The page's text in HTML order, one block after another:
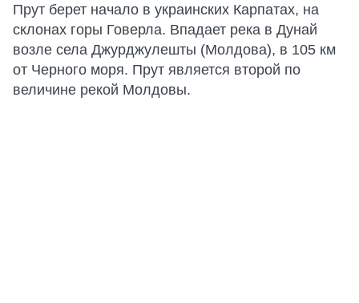
Прут берет начало в украинских Карпатах, на
склонах горы Говерла. Впадает река в Дунай
возле села Джурджулешты (Молдова), в 105 км
от Черного моря. Прут является второй по
величине рекой Молдовы.